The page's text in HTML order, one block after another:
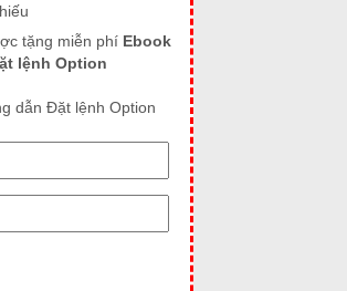
tặng miễn phí Ebook
lệnh Option